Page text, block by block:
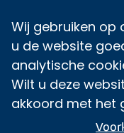
Wij gebruiken op
u de website
analytische
Wilt u deze
akkoord met het